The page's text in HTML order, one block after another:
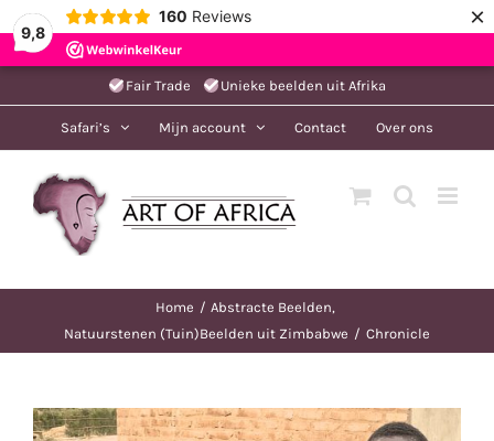
9,8
160 Reviews ×
naar
Fair Trade Unieke beelden uit Afrika
Safari’s Mijn account Contact Over ons
Home
Abstracte Beelden
Natuurstenen (Tuin)Beelden uit Zimbabwe
Chronicle